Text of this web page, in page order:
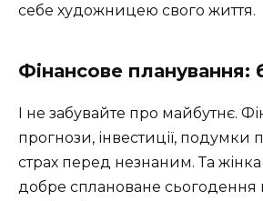
себе художницею свого життя.
Фінансове планування:
І не забувайте про майбутнє.
прогнози, інвестиції, подумки
страх перед незнаним. Та
добре сплановане сьогодення